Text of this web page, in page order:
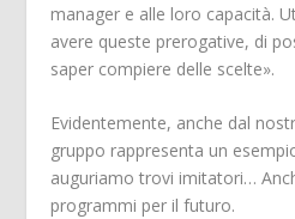
manager e alle loro capacità.
avere queste prerogative, di
saper compiere delle scelte».
Evidentemente, anche dal
gruppo rappresenta un
auguriamo trovi imitatori…
programmi per il futuro.